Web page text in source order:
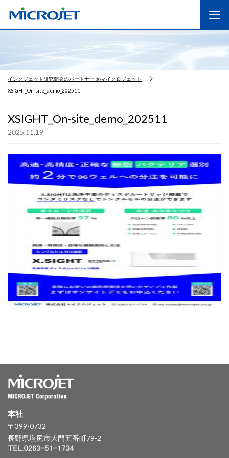
インクジェット研究開発のパートナー ㈱マイクロジェット
XSIGHT_On-site_demo_202511
XSIGHT_On-site_demo_202511
2025.11.19
本社
〒399-0732
長野県塩尻市大門五番町79-2